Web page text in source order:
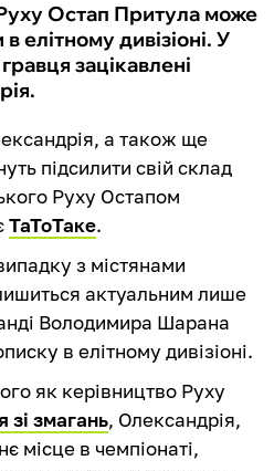
Остап Притула може
елітному дивізіоні. У
зацікавлені
а також ще
підсилити свій склад
Руху Остапом
ТаТоТаке.
з містянами
актуальним лише
Володимира Шарана
в елітному дивізіоні.
як керівництво Руху
зі змагань, Олександрія,
місце в чемпіонаті,